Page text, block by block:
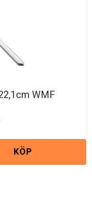
WMF
KÖP